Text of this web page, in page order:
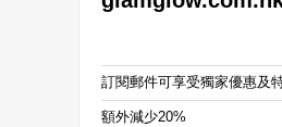
訂閱郵件可享受獨家優惠及
額外減少20%